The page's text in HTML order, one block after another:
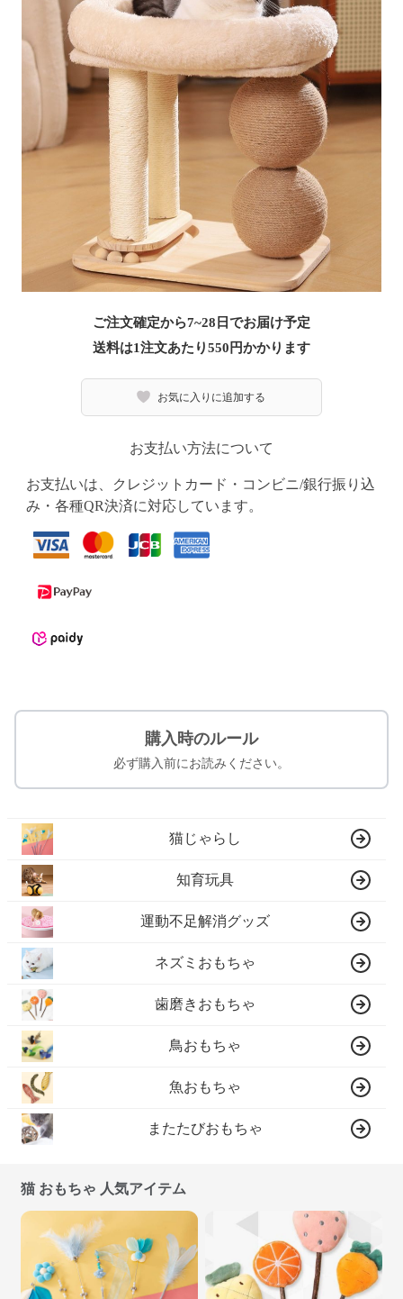
ご注文確定から7~28日でお届け予定
送料は1注文あたり550 円かかります
お気に入りに追加する
お支払い方法について
お支払いは、クレジットカード・コンビニ/銀行振り込
み・各種QR決済に対応しています。
購入時のルール
必ず購入前にお読みください。
猫じゃらし
知育玩具
運動不足解消グッズ
ネズミおもちゃ
歯磨きおもちゃ
鳥おもちゃ
魚おもちゃ
またたびおもちゃ
猫 おもちゃ 人気アイテム